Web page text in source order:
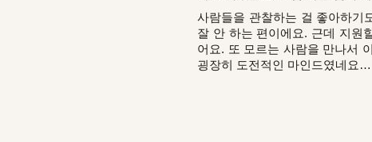
사람들을 관찰하는 걸 좋아하기
잘 안 하는 편이에요. 근데 지원
어요. 또 모르는 사람을 만나서
굉장히 도전적인 마인드였네요…